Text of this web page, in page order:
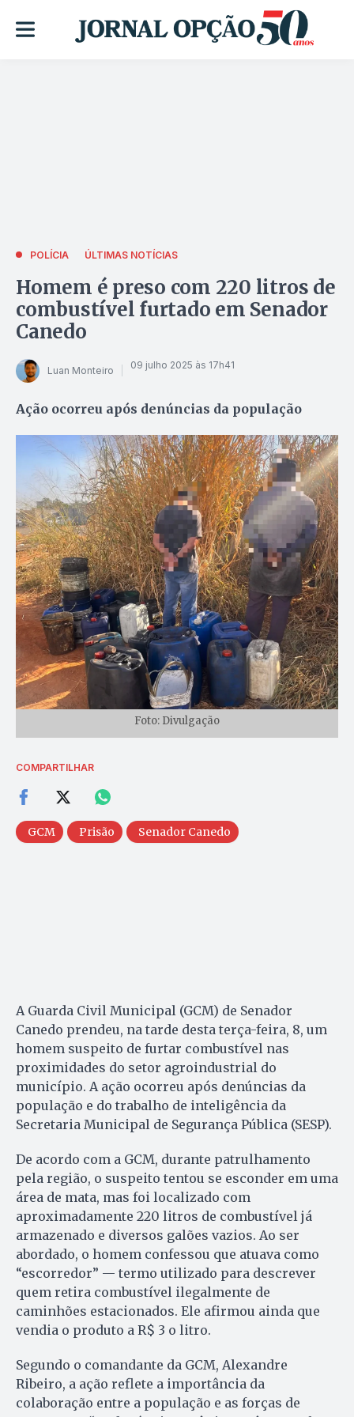
POLÍCIA ÚLTIMAS NOTÍCIAS
Homem é preso com 220 litros de
combustível furtado em Senador
Canedo
Luan Monteiro 09 julho 2025 às 17h41
Ação ocorreu após denúncias da população
Foto: Divulgação
COMPARTILHAR
GCM Prisão Senador Canedo
A Guarda Civil Municipal (GCM) de Senador
Canedo prendeu, na tarde desta terça-feira, 8, um
homem suspeito de furtar combustível nas
proximidades do setor agroindustrial do
município. A ação ocorreu após denúncias da
população e do trabalho de inteligência da
Secretaria Municipal de Segurança Pública (SESP).
De acordo com a GCM, durante patrulhamento
pela região, o suspeito tentou se esconder em uma
área de mata, mas foi localizado com
aproximadamente 220 litros de combustível já
armazenado e diversos galões vazios. Ao ser
abordado, o homem confessou que atuava como
“escorredor” — termo utilizado para descrever
quem retira combustível ilegalmente de
caminhões estacionados. Ele afirmou ainda que
vendia o produto a R$ 3 o litro.
Segundo o comandante da GCM, Alexandre
Ribeiro, a ação reflete a importância da
colaboração entre a população e as forças de